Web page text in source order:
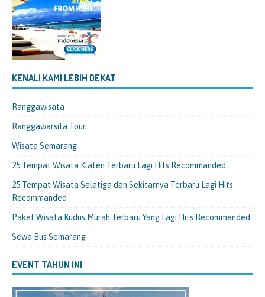
KENALI KAMI LEBIH DEKAT
Ranggawisata
Ranggawarsita Tour
Wisata Semarang
25 Tempat Wisata Klaten Terbaru Lagi Hits Recommanded
25 Tempat Wisata Salatiga dan Sekitarnya Terbaru Lagi Hits
Recommanded
Paket Wisata Kudus Murah Terbaru Yang Lagi Hits Recommended
Sewa Bus Semarang
EVENT TAHUN INI